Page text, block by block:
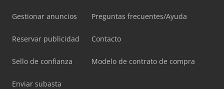
Gestionar anuncios
Reservar publicidad
Sello de confianza
Enviar subasta
Preguntas frecuentes/Ayuda
Contacto
Modelo de contrato de compra